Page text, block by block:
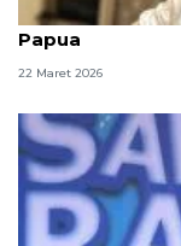
DPD RI minta
Papua
22 Maret 2026